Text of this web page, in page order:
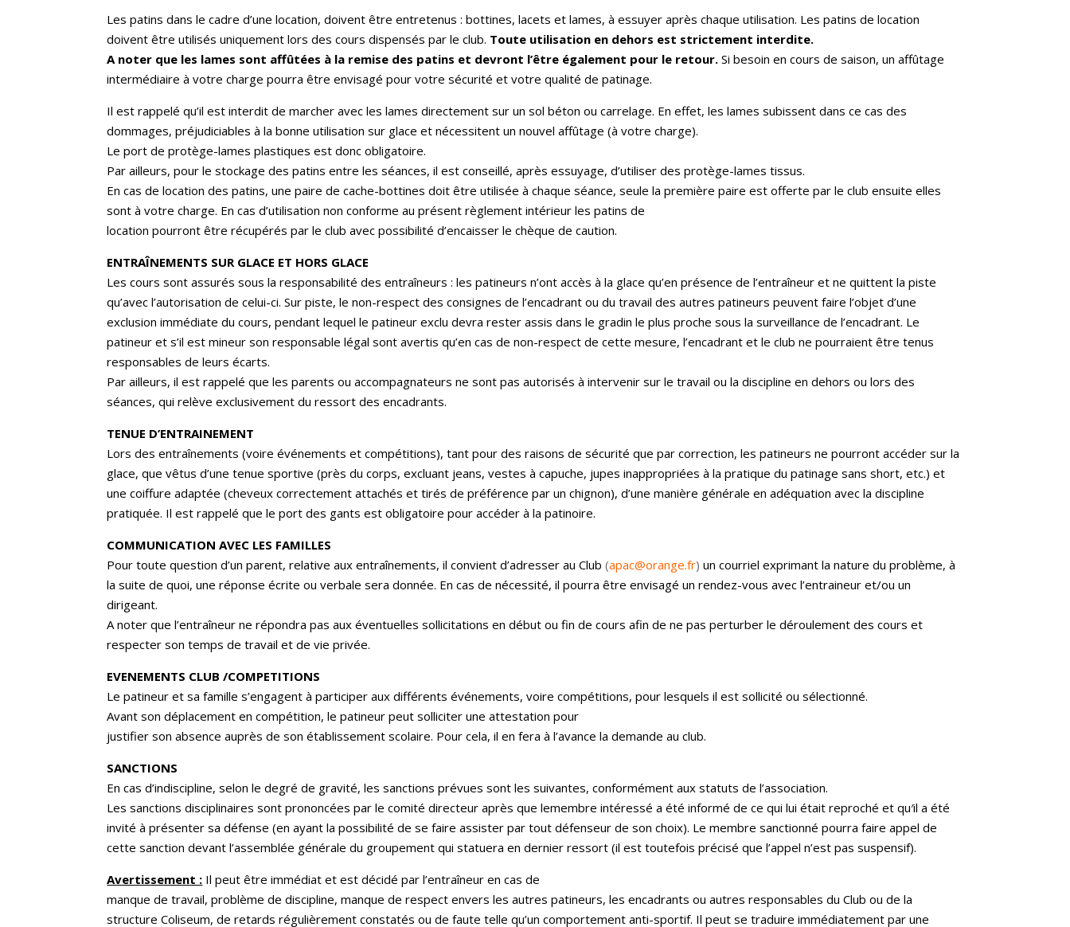
Les patins dans le cadre d’une location, doivent être entretenus : bottines, lacets et lames, à essuyer après chaque utilisation. Les patins de location
doivent être utilisés uniquement lors des cours dispensés par le club. Toute utilisation en dehors est strictement interdite.
A noter que les lames sont affûtées à la remise des patins et devront l’être également pour le retour. Si besoin en cours de saison, un affûtage
intermédiaire à votre charge pourra être envisagé pour votre sécurité et votre qualité de patinage.
Il est rappelé qu’il est interdit de marcher avec les lames directement sur un sol béton ou carrelage. En effet, les lames subissent dans ce cas des
dommages, préjudiciables à la bonne utilisation sur glace et nécessitent un nouvel affûtage (à votre charge).
Le port de protège-lames plastiques est donc obligatoire.
Par ailleurs, pour le stockage des patins entre les séances, il est conseillé, après essuyage, d’utiliser des protège-lames tissus.
En cas de location des patins, une paire de cache-bottines doit être utilisée à chaque séance, seule la première paire est offerte par le club ensuite elles
sont à votre charge. En cas d’utilisation non conforme au présent règlement intérieur les patins de
location pourront être récupérés par le club avec possibilité d’encaisser le chèque de caution.
ENTRAÎNEMENTS SUR GLACE ET HORS GLACE
Les cours sont assurés sous la responsabilité des entraîneurs : les patineurs n’ont accès à la glace qu’en présence de l’entraîneur et ne quittent la piste
qu’avec l’autorisation de celui-ci. Sur piste, le non-respect des consignes de l’encadrant ou du travail des autres patineurs peuvent faire l’objet d’une
exclusion immédiate du cours, pendant lequel le patineur exclu devra rester assis dans le gradin le plus proche sous la surveillance de l’encadrant. Le
patineur et s’il est mineur son responsable légal sont avertis qu’en cas de non-respect de cette mesure, l’encadrant et le club ne pourraient être tenus
responsables de leurs écarts.
Par ailleurs, il est rappelé que les parents ou accompagnateurs ne sont pas autorisés à intervenir sur le travail ou la discipline en dehors ou lors des
séances, qui relève exclusivement du ressort des encadrants.
TENUE D’ENTRAINEMENT
Lors des entraînements (voire événements et compétitions), tant pour des raisons de sécurité que par correction, les patineurs ne pourront accéder sur la
glace, que vêtus d’une tenue sportive (près du corps, excluant jeans, vestes à capuche, jupes inappropriées à la pratique du patinage sans short, etc.) et
une coiffure adaptée (cheveux correctement attachés et tirés de préférence par un chignon), d’une manière générale en adéquation avec la discipline
pratiquée. Il est rappelé que le port des gants est obligatoire pour accéder à la patinoire.
COMMUNICATION AVEC LES FAMILLES
Pour toute question d’un parent, relative aux entraînements, il convient d’adresser au Club (apac@orange.fr)un courriel exprimant la nature du problème, à
la suite de quoi, une réponse écrite ou verbale sera donnée. En cas de nécessité, il pourra être envisagé un rendez-vous avec l’entraineur et/ou un
dirigeant.
A noter que l’entraîneur ne répondra pas aux éventuelles sollicitations en début ou fin de cours afin de ne pas perturber le déroulement des cours et
respecter son temps de travail et de vie privée.
EVENEMENTS CLUB /COMPETITIONS
Le patineur et sa famille s’engagent à participer aux différents événements, voire compétitions, pour lesquels il est sollicité ou sélectionné.
Avant son déplacement en compétition, le patineur peut solliciter une attestation pour
justifier son absence auprès de son établissement scolaire. Pour cela, il en fera à l’avance la demande au club.
SANCTIONS
En cas d’indiscipline, selon le degré de gravité, les sanctions prévues sont les suivantes, conformément aux statuts de l’association.
Les sanctions disciplinaires sont prononcées par le comité directeur après que lemembre intéressé a été informé de ce qui lui était reproché et qu′il a été
invité à présenter sa défense (en ayant la possibilité de se faire assister par tout défenseur de son choix). Le membre sanctionné pourra faire appel de
cette sanction devant l’assemblée générale du groupement qui statuera en dernier ressort (il est toutefois précisé que l’appel n’est pas suspensif).
Avertissement : Il peut être immédiat et est décidé par l’entraîneur en cas de
manque de travail, problème de discipline, manque de respect envers les autres patineurs, les encadrants ou autres responsables du Club ou de la
structure Coliseum, de retards régulièrement constatés ou de faute telle qu’un comportement anti-sportif. Il peut se traduire immédiatement par une